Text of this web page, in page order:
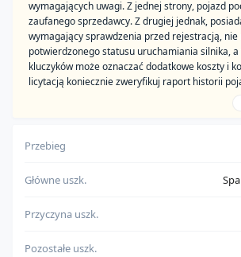
wymagających uwagi. Z jednej strony, pojazd
zaufanego sprzedawcy. Z drugiej jednak,
wymagający sprawdzenia przed rejestracją, nie
potwierdzonego statusu uruchamiania silnika,
kluczyków może oznaczać dodatkowe koszty i
licytacją koniecznie zweryfikuj raport historii
rejestracją
nie ma w pełni potwierdzonego statusu
Przebieg
Główne uszk.
Przyczyna uszk.
Pozostałe uszk.